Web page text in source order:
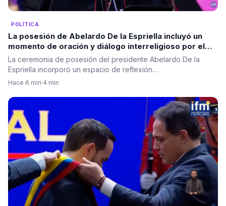
POLÍTICA
La posesión de Abelardo De la Espriella incluyó un
momento de oración y diálogo interreligioso por el
futuro de Colombia
La ceremonia de posesión del presidente Abelardo De la
Espriella incorporó un espacio de reflexión…
Hace 6 min·4 min